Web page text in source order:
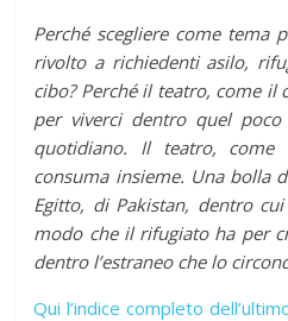
Perché scegliere come tema
rivolto a richiedenti asilo,
cibo? Perché il teatro, come il
per viverci dentro quel
quotidiano. Il teatro,
consuma insieme. Una bolla
Egitto, di Pakistan, dentro cui
modo che il rifugiato ha per
dentro l’estraneo che lo
Qui l’indice completo